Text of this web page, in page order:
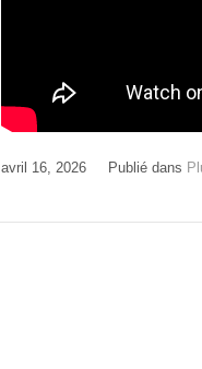
avril 16, 2026 Publié dans